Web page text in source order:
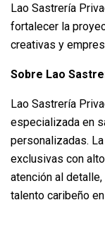
Lao Sastrería
fortalecer la
creativas y
Sobre Lao
Lao Sastrería
especializada en
personalizadas.
exclusivas con
atención al
talento caribeño